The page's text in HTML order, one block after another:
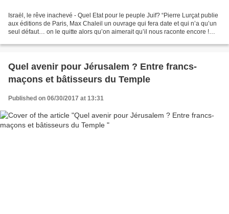
Israël, le rêve inachevé - Quel Etat pour le peuple Juif? “Pierre Lurçat publie
aux éditions de Paris, Max Chaleil un ouvrage qui fera date et qui n’a qu’un
seul défaut… on le quitte alors qu’on aimerait qu’il nous raconte encore !
Quel avenir pour Jérusalem ? Entre francs-
maçons et bâtisseurs du Temple
Published on 06/30/2017 at 13:31